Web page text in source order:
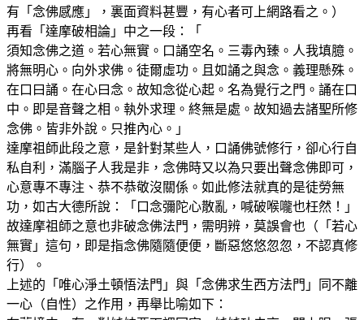
有「念佛感應」，裏面資料甚豐，有心者可上網路看之。）
再看「達摩破相論」中之一段：「
須知念佛之道。若心無實。口誦空名。三毒內臻。人我填臆。
將無明心。向外求佛。徒爾虛功。且如誦之與念。義理懸殊。
在口曰誦。在心曰念。故知念從心起。名為覺行之門。誦在口
中。即是音聲之相。執外求理。終無是處。故知過去諸聖所修
念佛。皆非外說。只推內心。」
達摩祖師此段之意，是針對某些人，口誦佛號修行，卻心行自
私自利，滿腦子人我是非，念佛時又以為只要出聲念佛即可，
心意專不專注、恭不恭敬沒關係。如此修法就真的是徒勞無
功，如古大德所說：「口念彌陀心散亂，喊破喉嚨也枉然！」
故達摩祖師之意也非破念佛法門，需明辨，莫誤會也（「若心
無實」這句，即是指念佛隨隨便便，斷惡悠悠忽忽，不認真修
行）。
上述的「唯心淨土頓悟法門」與「念佛求生西方法門」同不離
一心（自性）之作用，再舉比喻如下：